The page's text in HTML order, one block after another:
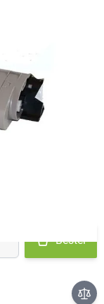
Bestel